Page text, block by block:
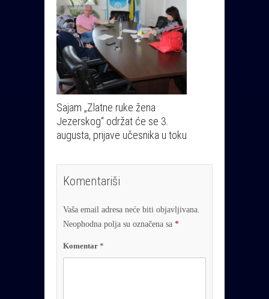
Sajam „Zlatne ruke žena
Jezerskog“ održat će se 3.
augusta, prijave učesnika u toku
Komentariši
Vaša email adresa neće biti objavljivana.
Neophodna polja su označena sa *
Komentar *